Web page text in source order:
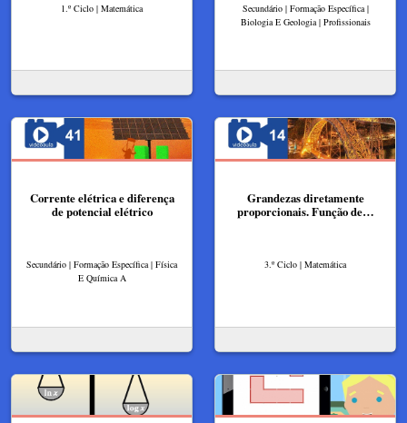
1.º Ciclo | Matemática
Secundário | Formação Específica |
Biologia E Geologia | Profissionais
Corrente elétrica e diferença
de potencial elétrico
Secundário | Formação Específica | Física
E Química A
Grandezas diretamente
proporcionais. Função de…
3.º Ciclo | Matemática